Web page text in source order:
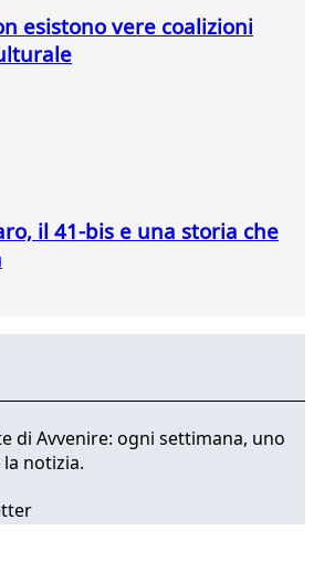
esistono vere coalizioni
il 41-bis e una storia che
di Avvenire: ogni settimana, uno
notizia.